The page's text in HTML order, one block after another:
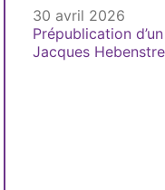
30 avril 2026
Prépublication
Jacques